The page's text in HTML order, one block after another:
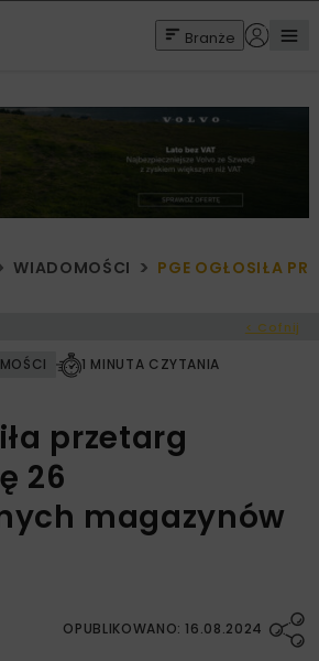
Branże
WIADOMOŚCI PGE OGŁOSIŁA
< Cofnij
1 MINUTA CZYTANIA
przetarg
26
magazynów
OPUBLIKOWANO: 16.08.2024